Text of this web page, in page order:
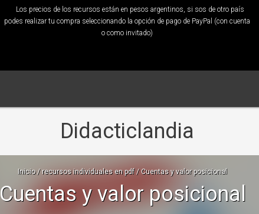
Los precios de los recursos están en pesos argentinos, si sos de otro país
podes realizar tu compra seleccionando la opción de pago de PayPal (con cuenta
o como invitado)
Didacticlandia
Inicio / recursos individuales en pdf / Cuentas y valor posicional
Cuentas y valor posicional